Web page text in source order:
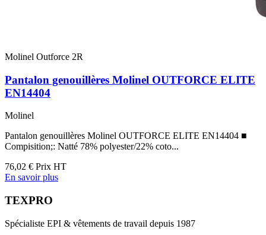
Molinel Outforce 2R
Pantalon genouillères Molinel OUTFORCE ELITE
EN14404
Molinel
Pantalon genouillères Molinel OUTFORCE ELITE EN14404 ■
Compisition;: Natté 78% polyester/22% coto...
76,02 € Prix HT
En savoir plus
TEXPRO
Spécialiste EPI & vêtements de travail depuis 1987